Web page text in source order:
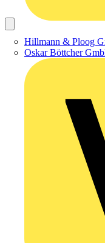
Hillmann & Ploog
Oskar Böttcher